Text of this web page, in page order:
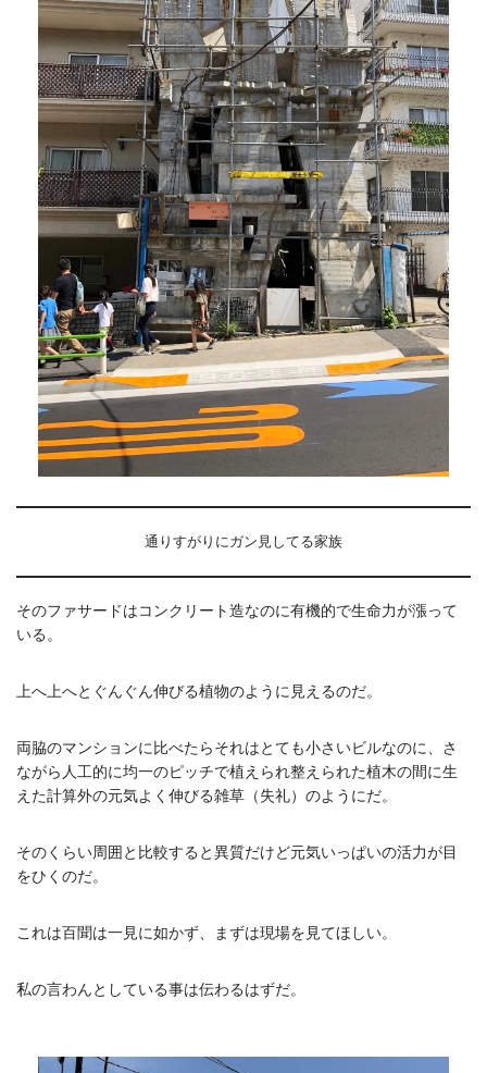
通りすがりにガン見してる家族
そのファサードはコンクリート造なのに有機的で生命力が漲って
いる。
上へ上へとぐんぐん伸びる植物のように見えるのだ。
両脇のマンションに比べたらそれはとても小さいビルなのに、さ
ながら人工的に均一のピッチで植えられ整えられた植木の間に生
えた計算外の元気よく伸びる雑草（失礼）のようにだ。
そのくらい周囲と比較すると異質だけど元気いっぱいの活力が目
をひくのだ。
これは百聞は一見に如かず、まずは現場を見てほしい。
私の言わんとしている事は伝わるはずだ。